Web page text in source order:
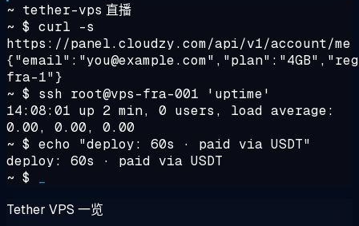
~ tether-vps 直播
~ $ curl -s
https://panel.cloudzy.com/api/v1/account/me
fra-1"}
~ $
ssh root@vps-fra-001 'uptime'
14:08:01 up 2 min, 0 users, load average:
0.00, 0.00, 0.00
~ $ echo "deploy: 60s · paid via USDT"
deploy: 60s · paid via USDT
~ $
Tether VPS 一览